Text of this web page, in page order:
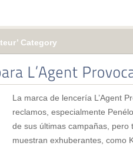
Category
La marca de lencería L’Agent
reclamos, especialmente
de sus últimas campañas, pero
muestran exhuberantes, como